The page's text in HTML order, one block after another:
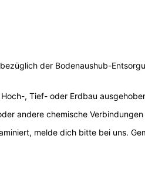
der Bodenaushub-
, Tief- oder Erdbau
andere chemische
melde dich bitte bei uns.